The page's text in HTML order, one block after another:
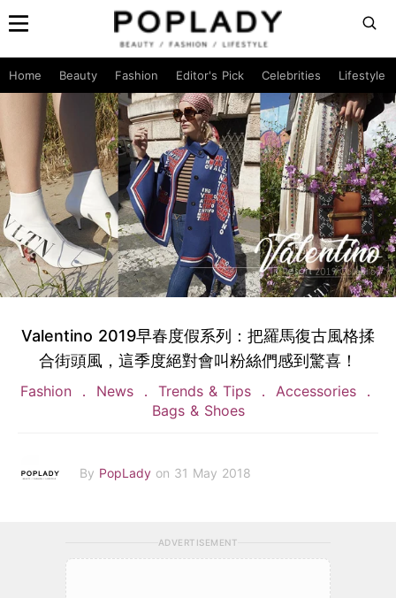
Home Beauty Fashion Editor's Pick Celebrities Lifestyle
Valentino 2019早春度假系列：把羅馬復古風格揉
合街頭風，這季度絕對會叫粉絲們感到驚喜！
Fashion News Trends & Tips
Accessories
Bags & Shoes
By PopLady on 31 May 2018
ADVERTISEMENT